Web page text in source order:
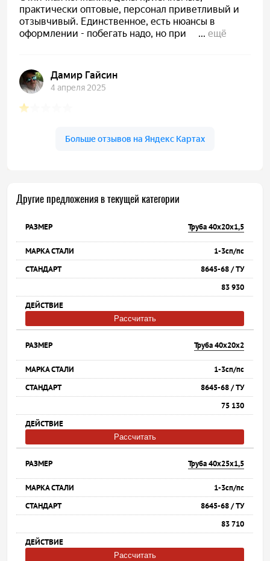
Другие предложения в текущей категории
Труба 40х20х1,5
1-3сп/пс
8645-68 / ТУ
83 930
Рассчитать
Труба 40х20х2
1-3сп/пс
8645-68 / ТУ
75 130
Рассчитать
Труба 40х25х1,5
1-3сп/пс
8645-68 / ТУ
83 710
Рассчитать